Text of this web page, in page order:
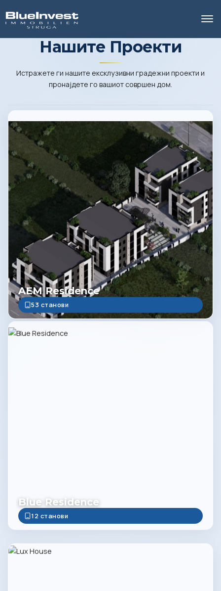
Нашите Проекти
Истражете ги нашите ексклузивни градежни проекти и
пронајдете го вашиот совршен дом.
AEM Residence
53 станови
Blue Residence
12 станови